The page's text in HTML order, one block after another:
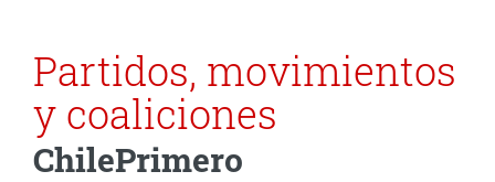
Partidos, movimientos
y coaliciones
ChilePrimero